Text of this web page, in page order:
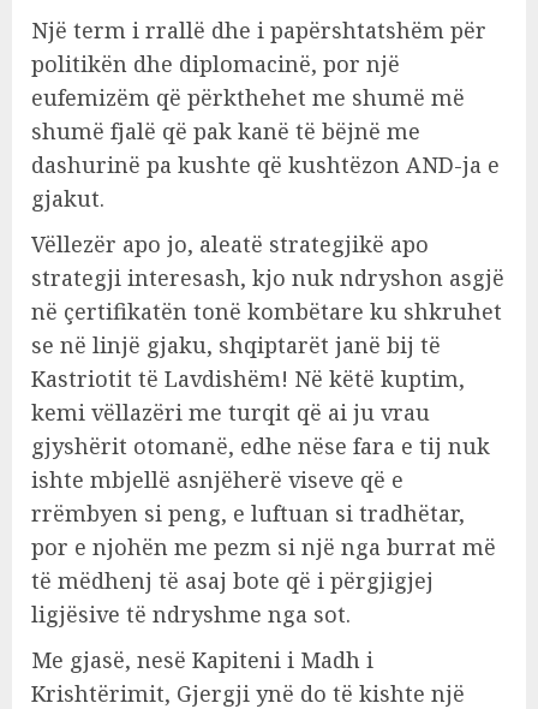
Një term i rrallë dhe i papërshtatshëm për
politikën dhe diplomacinë, por një
eufemizëm që përkthehet me shumë më
shumë fjalë që pak kanë të bëjnë me
dashurinë pa kushte që kushtëzon AND-ja e
gjakut.
Vëllezër apo jo, aleatë strategjikë apo
strategji interesash, kjo nuk ndryshon asgjë
në çertifikatën tonë kombëtare ku shkruhet
se në linjë gjaku, shqiptarët janë bij të
Kastriotit të Lavdishëm! Në këtë kuptim,
kemi vëllazëri me turqit që ai ju vrau
gjyshërit otomanë, edhe nëse fara e tij nuk
ishte mbjellë asnjëherë viseve që e
rrëmbyen si peng, e luftuan si tradhëtar,
por e njohën me pezm si një nga burrat më
të mëdhenj të asaj bote që i përgjigjej
ligjësive të ndryshme nga sot.
Me gjasë, nesë Kapiteni i Madh i
Krishtërimit, Gjergji ynë do të kishte një